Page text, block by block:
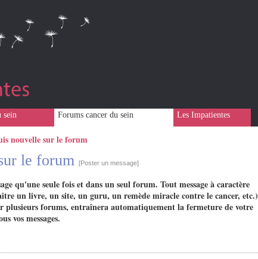
sein Forums cancer du sein Les Impatientes
nouvelle sur le forum
le forum [Poster un message]
qu'une seule fois et dans un seul forum. Tout message à caractère
un livre, un site, un guru, un remède miracle contre le cancer, etc.)
plusieurs forums, entraînera automatiquement la fermeture de votre
vos messages.